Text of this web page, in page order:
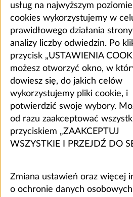
usług na najwyższym
cookies wykorzystujemy w
prawidłowego działania
analizy liczby odwiedzin. Po
przycisk „USTAWIENIA
możesz otworzyć okno, w
dowiesz się, do jakich celów
wykorzystujemy pliki cookie, i
potwierdzić swoje wybory.
od razu zaakceptować
przyciskiem „ZAAKCEPTUJ
WSZYSTKIE I PRZEJDŹ DO
Zmiana ustawień oraz więcej
o ochronie danych